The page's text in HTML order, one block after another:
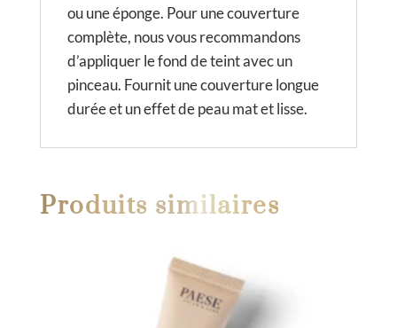
ou une éponge. Pour une couverture
complète, nous vous recommandons
d’appliquer le fond de teint avec un
pinceau. Fournit une couverture longue
durée et un effet de peau mat et lisse.
Produits similaires